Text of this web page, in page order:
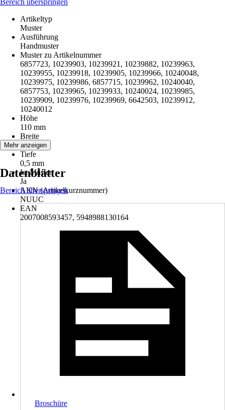
Bereich überspringen
Artikeltyp
Muster
Ausführung
Handmuster
Muster zu Artikelnummer
6857723, 10239903, 10239921, 10239882, 10239963,
10239955, 10239918, 10239905, 10239966, 10240048,
10239975, 10239986, 6857715, 10239962, 10240040,
6857753, 10239965, 10239933, 10240024, 10239985,
10239909, 10239976, 10239969, 6642503, 10239912,
10240012
Höhe
110 mm
Breite
75 mm
Tiefe
0,5 mm
Ist Muster
Ja
AKN (Artikelkurznummer)
NUUC
EAN
2007008593457, 5948988130164
Mehr anzeigen
Datenblätter
Bereich überspringen
Broschüre